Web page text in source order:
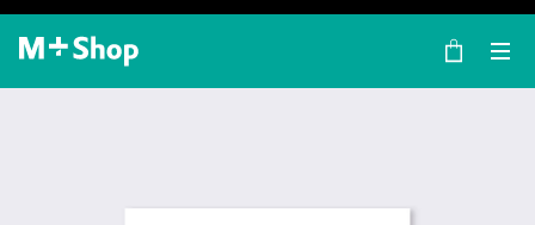
×
M+ Shop